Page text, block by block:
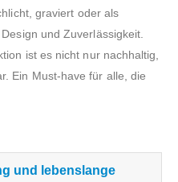
graviert oder als
und Zuverlässigkeit.
ist es nicht nur nachhaltig,
Ein Must-have für alle, die
und lebenslange